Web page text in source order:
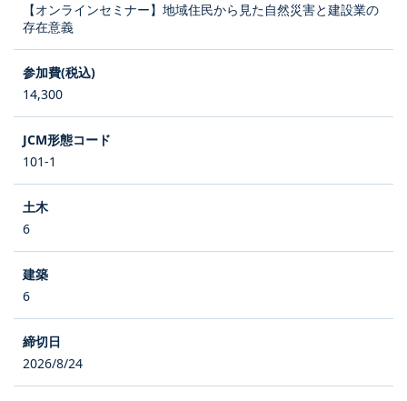
【オンラインセミナー】地域住民から見た自然災害と建設業の
存在意義
14,300
101-1
6
6
2026/8/24